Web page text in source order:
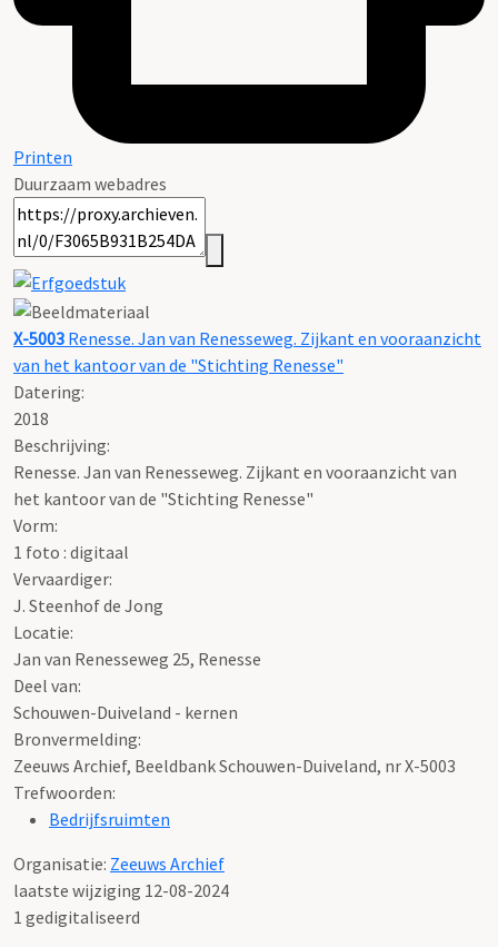
Printen
Duurzaam webadres
X-5003 Renesse. Jan van Renesseweg. Zijkant en vooraanzicht
van het kantoor van de "Stichting Renesse"
Datering:
2018
Beschrijving:
Renesse. Jan van Renesseweg. Zijkant en vooraanzicht van
het kantoor van de "Stichting Renesse"
Vorm:
1 foto : digitaal
Vervaardiger:
J. Steenhof de Jong
Locatie:
Jan van Renesseweg 25, Renesse
Deel van:
Schouwen-Duiveland - kernen
Bronvermelding:
Zeeuws Archief, Beeldbank Schouwen-Duiveland, nr X-5003
Trefwoorden:
Bedrijfsruimten
Organisatie: Zeeuws Archief
laatste wijziging 12-08-2024
1 gedigitaliseerd